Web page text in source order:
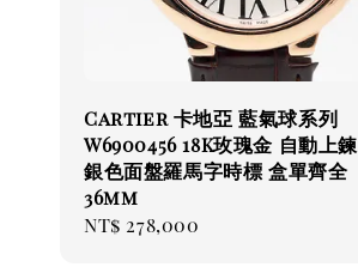
Cartier 卡地亞 藍氣球系列
W6900456 18K玫瑰金 自動上鍊
銀色面盤羅馬字時標 盒單齊全
36mm
Regular
NT$ 278,000